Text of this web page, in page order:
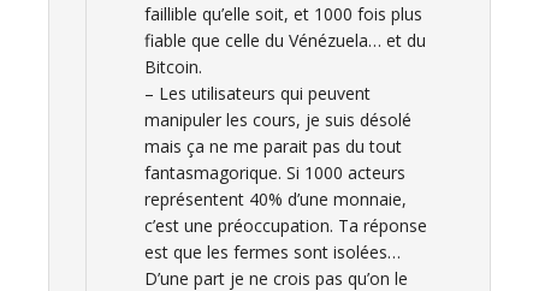
faillible qu’elle soit, et 1000 fois plus
fiable que celle du Vénézuela… et du
Bitcoin.
– Les utilisateurs qui peuvent
manipuler les cours, je suis désolé
mais ça ne me parait pas du tout
fantasmagorique. Si 1000 acteurs
représentent 40% d’une monnaie,
c’est une préoccupation. Ta réponse
est que les fermes sont isolées…
D’une part je ne crois pas qu’on le